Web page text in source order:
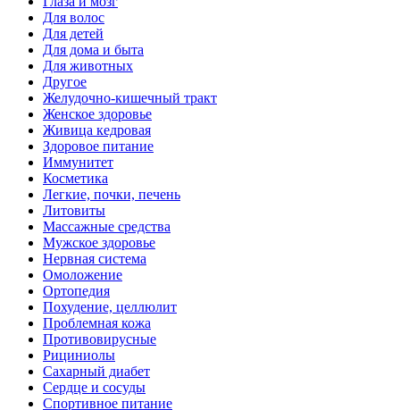
Для волос
Для детей
Для дома и быта
Для животных
Другое
Желудочно-кишечный тракт
Женское здоровье
Живица кедровая
Здоровое питание
Иммунитет
Косметика
Легкие, почки, печень
Литовиты
Массажные средства
Мужское здоровье
Нервная система
Омоложение
Ортопедия
Похудение, целлюлит
Проблемная кожа
Противовирусные
Рициниолы
Сахарный диабет
Сердце и сосуды
Спортивное питание